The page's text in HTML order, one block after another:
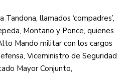
llamados ‘compadres’,
Montano y Ponce, quienes
Mando militar con los cargos
Viceministro de Seguridad
Mayor Conjunto,